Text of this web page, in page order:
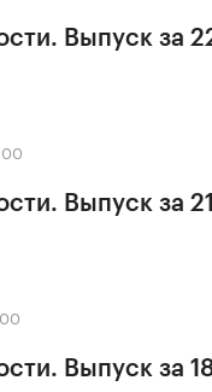
Выпуск за
Выпуск за
Выпуск за